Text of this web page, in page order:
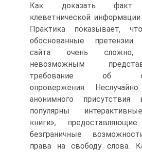
Как доказать факт
клеветнической
Практика показывает,
обоснованные претензии
сайта очень сложно,
невозможным
требование об
опровержения.
анонимного
популярны
книги», предоставляющие
безграничные
права на свободу слова.